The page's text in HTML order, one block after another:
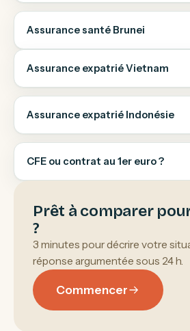
Assurance santé Brunei
Assurance expatrié Vietnam
Assurance expatrié Indonésie
CFE ou contrat au 1er euro ?
Prêt à comparer
?
3 minutes pour décrire votre
réponse argumentée sous 24 h.
Commencer